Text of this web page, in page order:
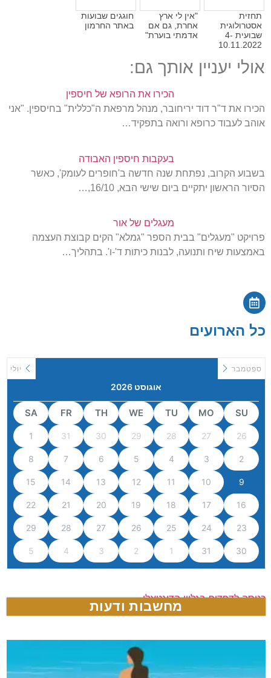
תחזית
אסטרולוגית
שבועית 4-
10.11.2022
"אין לי ארץ
אחרת, גם אם
אדמתי בוערת"
חוגגים שבועות
באתר החרמון
אולי יעניין אותך גם:
הכירו את הרופא של חיספין
הכירו את ד"ר דוד יריחובר, מנהל מרפאת ה"כללית" בחיספין. "אני
אוהב לעבוד כרופא ורואה בתפקיד…
בעקבות חיספין האבודה
בשבוע הקרוב, נפתחת שנה חדשה ב'חופרים לעומק', כאשר
הסיור הראשון יתקיים ביום שישי הבא, 16/10,…
מעגלים של אור
פרויקט "מעגלים" בבית הספר "גמלא" הקים קבוצת העצמה
באמצעות שיח ותנועה, לבנות כיתות ד'-ו'. בתהליך…
כל הארועים
יולי
אוגוסט 2026
ספטמבר
SU
MO
TU
WE
TH
FR
SA
26
27
28
29
30
31
1
2
3
4
5
6
7
8
9
10
11
12
13
14
15
16
17
18
19
20
21
22
23
24
25
26
27
28
29
30
31
1
2
3
4
5
כניסה לדפדוף בגליון הדיגטאלי
מחשבות ודעות